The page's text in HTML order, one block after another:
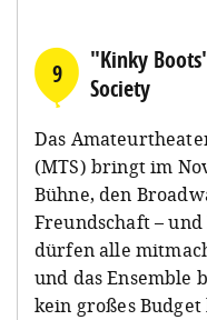
9
"Kinky
Society
Das
(MTS) bringt im
Bühne, den
Freundschaft –
dürfen alle
und das Ensemble
kein großes